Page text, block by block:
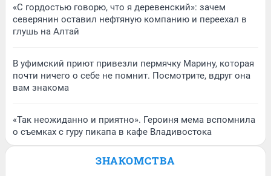
«С гордостью говорю, что я деревенский»: зачем
северянин оставил нефтяную компанию и переехал в
глушь на Алтай
В уфимский приют привезли пермячку Марину, которая
почти ничего о себе не помнит. Посмотрите, вдруг она
вам знакома
«Так неожиданно и приятно». Героиня мема вспомнила
о съемках с гуру пикапа в кафе Владивостока
ЗНАКОМСТВА